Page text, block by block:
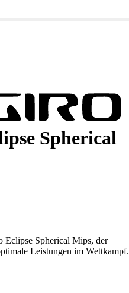
Spherical
Eclipse Spherical Mips, der
Leistungen im Wettkampf.